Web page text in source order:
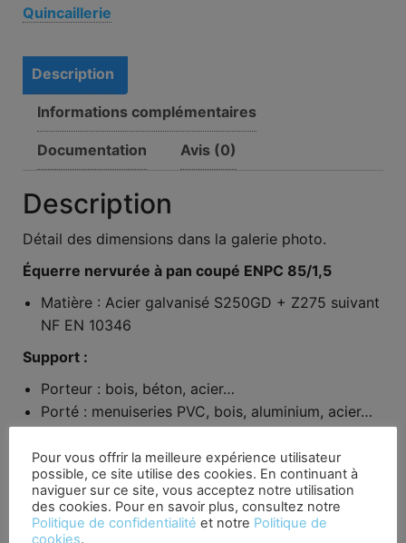
Quincaillerie
Description
Informations complémentaires
Documentation Avis (0)
Description
Détail des dimensions dans la galerie photo.
Équerre nervurée à pan coupé ENPC 85/1,5
Matière : Acier galvanisé S250GD + Z275 suivant
NF EN 10346
Support :
Porteur : bois, béton, acier…
Porté : menuiseries PVC, bois, aluminium, acier…
Fixation de menuiseries intérieures et extérieures
Encadrement de portes et fenêtres
Petites ossatures
Pour vous offrir la meilleure expérience utilisateur
possible, ce site utilise des cookies. En continuant à
naviguer sur ce site, vous acceptez notre utilisation
des cookies. Pour en savoir plus, consultez notre
Politique de confidentialité et notre Politique de
cookies.